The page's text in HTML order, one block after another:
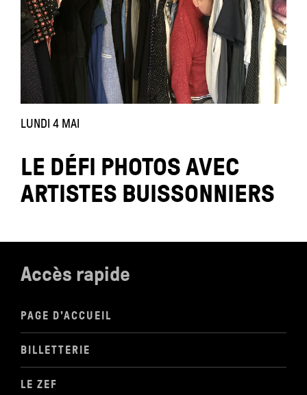
LUNDI 4 MAI
LE DÉFI PHOTOS AVEC
ARTISTES BUISSONNIERS
Accès rapide
PAGE D'ACCUEIL
BILLETTERIE
LE ZEF